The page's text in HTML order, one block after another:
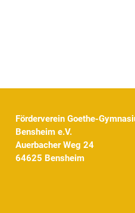
Förderverein Goethe-
Bensheim e.V.
Auerbacher Weg 24
64625 Bensheim